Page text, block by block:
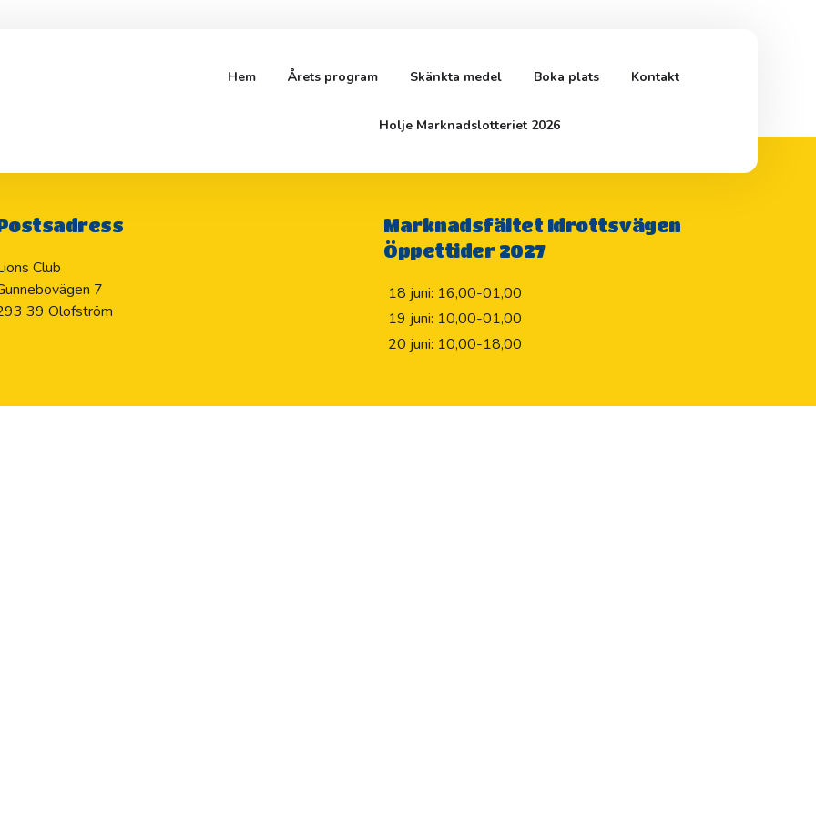
Hem Årets program Skänkta medel Boka plats Kontakt
Holje Marknadslotteriet 2026
Club
7
39 Olofström
Marknadsfältet Idrottsvägen
Öppettider 2027
18 juni: 16,00-01,00
19 juni: 10,00-01,00
20 juni: 10,00-18,00